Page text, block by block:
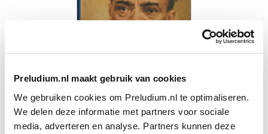
Preludium.nl maakt gebruik van cookies
We gebruiken cookies om Preludium.nl te optimaliseren.
We delen deze informatie met partners voor sociale
media, adverteren en analyse. Partners kunnen deze